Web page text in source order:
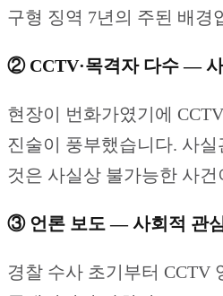
구형 징역 7년의 주된 배경
② CCTV·목격자 다수 —
현장이 번화가였기에
진술이 풍부했습니다. 사
것은 사실상 불가능한 사건
③ 언론 보도 — 사회적 관
경찰 수사 초기부터 CCTV